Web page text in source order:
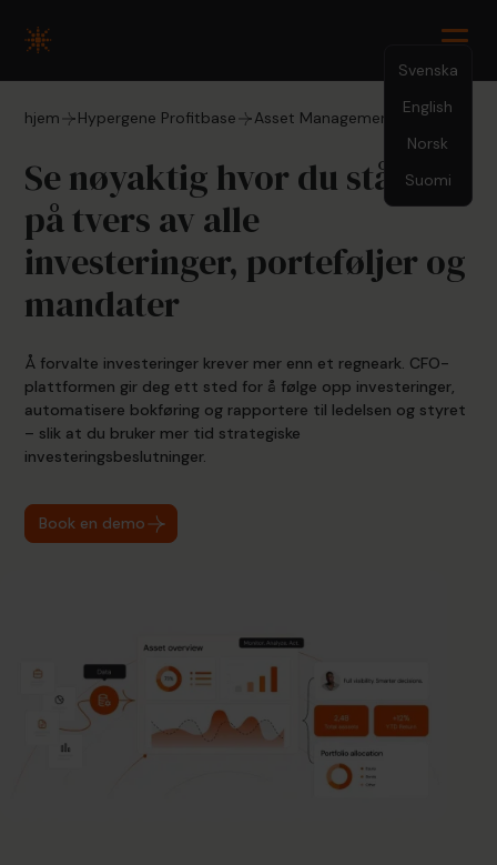
Svenska
English
Norsk
Suomi
hjem Hypergene Profitbase Asset Management
Se nøyaktig hvor du står –
på tvers av alle
investeringer, porteføljer og
mandater
Å forvalte investeringer krever mer enn et regneark. CFO-
plattformen gir deg ett sted for å følge opp investeringer,
automatisere bokføring og rapportere til ledelsen og styret
– slik at du bruker mer tid strategiske
investeringsbeslutninger.
Book en demo